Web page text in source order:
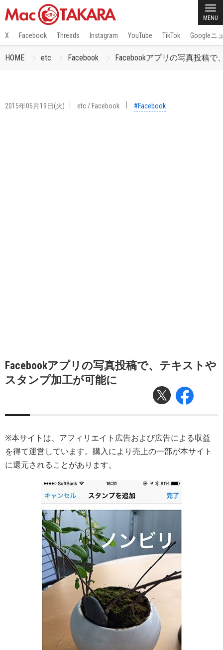
MENU
X Facebook Threads Instagram YouTube TikTok Googleニ
HOME etc Facebook Facebookアプリの写真投稿
2015年05月19日(火) etc/ Facebook #Facebook
Facebookアプリの写真投稿で、テキストや
スタンプ加工が可能に
※本サイトは、アフィリエイト広告および広告による収益
を得て運営しています。購入により売上の一部が本サイト
に還元されることがあります。